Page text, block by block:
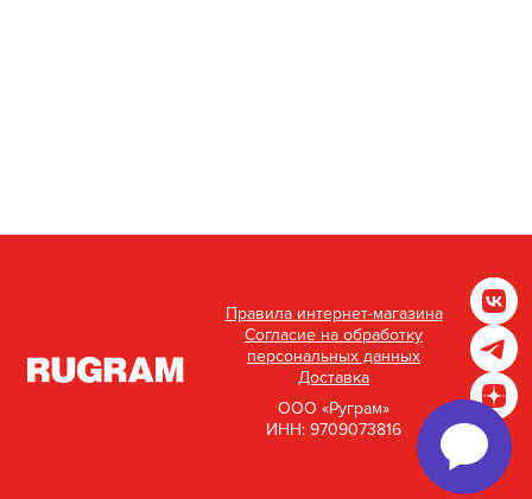
Правила интернет-магазина
Согласие на обработку
персональных данных
Доставка
ООО «Руграм»
ИНН: 9709073816